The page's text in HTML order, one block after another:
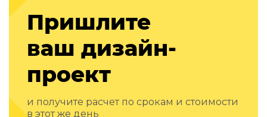
Акустические панели
Стеновые декоративные панели
для террас
Террасные и фасадные системы
Камень
Изделия из натурального мрамора и камня
Светящийся камень
Пришлите
ваш дизайн-
проект
и получите расчет по срокам и стоимости
в этот же день